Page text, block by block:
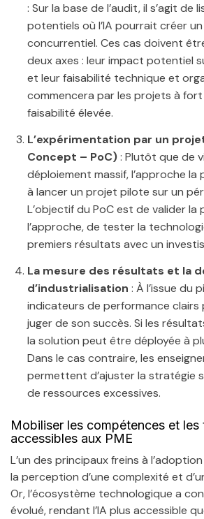
: Sur la base de l’audit, il s’agit de
potentiels où l’IA pourrait créer
concurrentiel. Ces cas doivent
deux axes : leur impact potentiel
et leur faisabilité technique et
commencera par les projets à
faisabilité élevée.
L’expérimentation par un
Concept – PoC): Plutôt que de
déploiement massif, l’approche la
à lancer un projet pilote sur un
L’objectif du PoC est de valider la
l’approche, de tester la
premiers résultats avec un
La mesure des résultats et la
d’industrialisation : À l’issue du
indicateurs de performance
juger de son succès. Si les
la solution peut être déployée à
Dans le cas contraire, les
permettent d’ajuster la stratégie
de ressources excessives.
Mobiliser les compétences et
accessibles aux PME
L’un des principaux freins à l’adoption
la perception d’une complexité et
Or, l’écosystème technologique a
évolué, rendant l’IA plus accessible